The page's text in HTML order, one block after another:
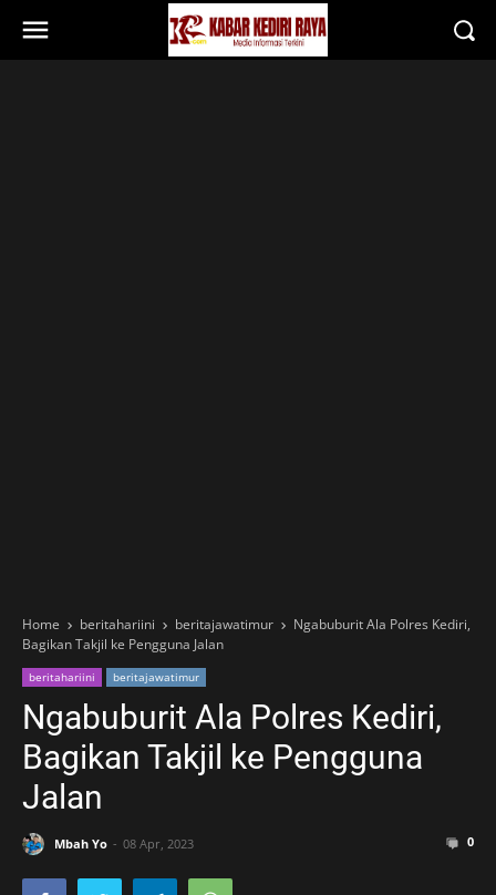
Home beritahariini beritajawatimur
Ngabuburit Ala Polres Kediri,
Bagikan Takjil ke Pengguna Jalan
beritahariini beritajawatimur
Ngabuburit Ala Polres Kediri,
Bagikan Takjil ke Pengguna
Jalan
Mbah Yo 08 Apr, 2023 0